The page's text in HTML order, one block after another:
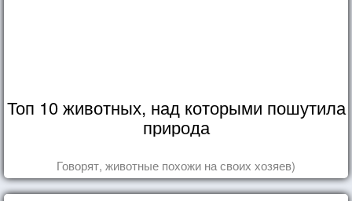
Топ 10 животных, над которыми пошутила
природа
Говорят, животные похожи на своих хозяев)